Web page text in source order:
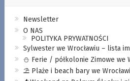
Newsletter
O NAS
POLITYKA PRYWATNOŚCI
Sylwester we Wrocławiu – lista
⛄️ Ferie / półkolonie Zimowe we
⛱️ Plaże i beach bary we